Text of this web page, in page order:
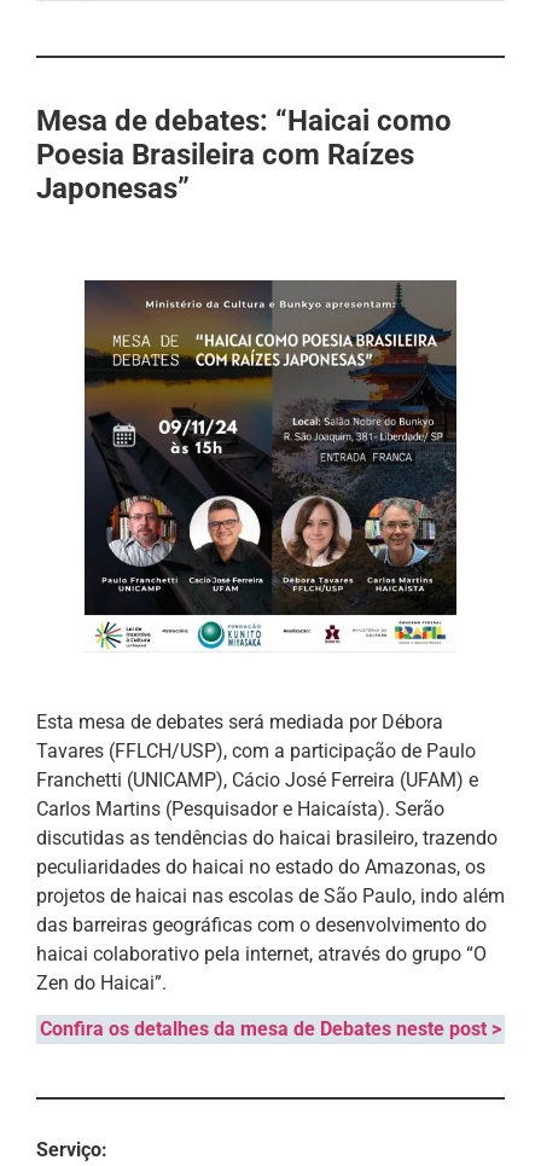
Mesa de debates: “Haicai como
Poesia Brasileira com Raízes
Japonesas”
Esta mesa de debates será mediada por Débora
Tavares (FFLCH/USP), com a participação de Paulo
Franchetti (UNICAMP), Cácio José Ferreira (UFAM) e
Carlos Martins (Pesquisador e Haicaísta). Serão
discutidas as tendências do haicai brasileiro, trazendo
peculiaridades do haicai no estado do Amazonas, os
projetos de haicai nas escolas de São Paulo, indo além
das barreiras geográficas com o desenvolvimento do
haicai colaborativo pela internet, através do grupo “O
Zen do Haicai”.
Confira os detalhes da mesa de Debates neste post >
Serviço: